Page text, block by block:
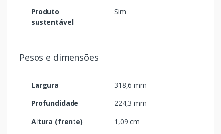
Produto
sustentável
Sim
Pesos e dimensões
Largura
318,6 mm
Profundidade
224,3 mm
Altura (frente)
1,09 cm